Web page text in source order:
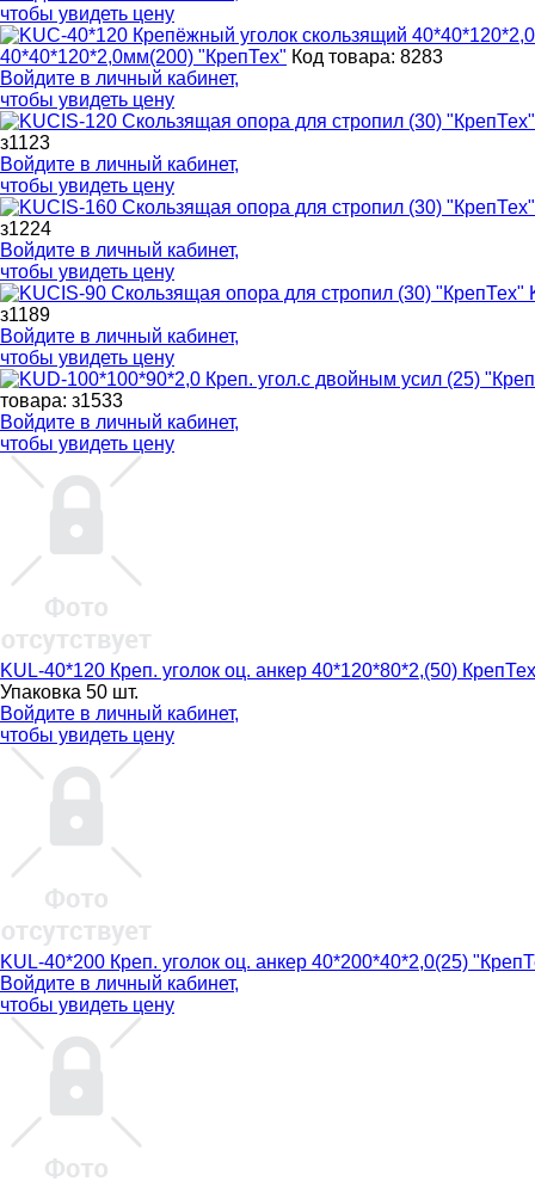
чтобы увидеть цену
40*40*120*2,0мм(200) "КрепТех" Код товара: 8283
Войдите в личный кабинет,
чтобы увидеть цену
з1123
Войдите в личный кабинет,
чтобы увидеть цену
з1224
Войдите в личный кабинет,
чтобы увидеть цену
з1189
Войдите в личный кабинет,
чтобы увидеть цену
товара: з1533
Войдите в личный кабинет,
чтобы увидеть цену
KUL-40*120 Креп. уголок оц. анкер 40*120*80*2,(50) КрепТех
Упаковка 50 шт.
Войдите в личный кабинет,
чтобы увидеть цену
KUL-40*200 Креп. уголок оц. анкер 40*200*40*2,0(25)
Войдите в личный кабинет,
чтобы увидеть цену